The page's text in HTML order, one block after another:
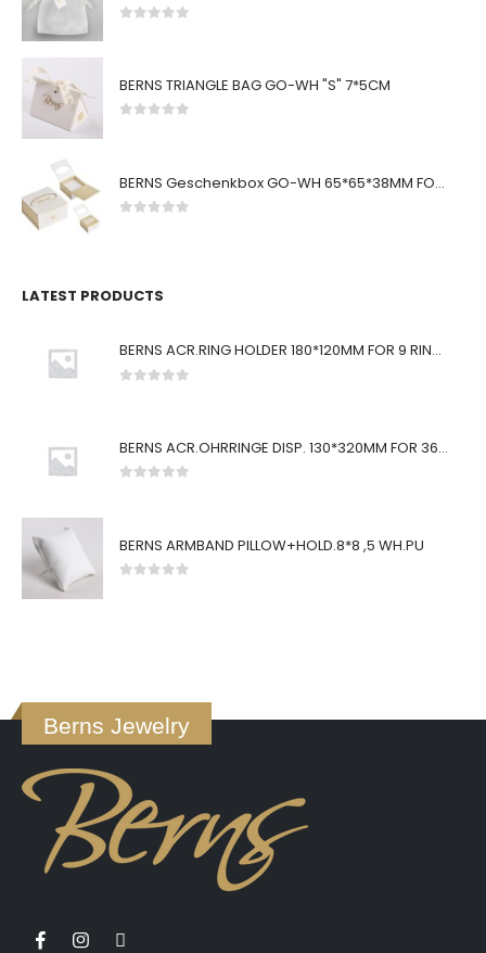
BERNS TRIANGLE BAG GO-WH "S" 7*5CM
BERNS Geschenkbox GO-WH 65*65*38MM FOR SMALL SETS
LATEST PRODUCTS
BERNS ACR.RING HOLDER 180*120MM FOR 9 RINGS
BERNS ACR.OHRRINGE DISP. 130*320MM FOR 36 PAIRS
BERNS ARMBAND PILLOW+HOLD.8*8 ,5 WH.PU
Berns Jewelry